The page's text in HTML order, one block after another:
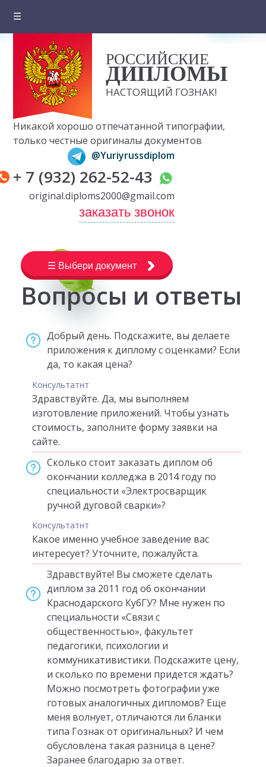
☰
О компании
Цены на документы
Вопросы и ответы
Отзывы клиентов
Оплата и доставка
Контакты
РОССИЙСКИЕ
ДИПЛОМЫ
НАСТОЯЩИЙ ГОЗНАК!
Никакой хорошо отпечатанной типографии,
только честные оригиналы документов
@Yuriyrussdiplom
+ 7 (932) 262-52-43
original.diploms2000@gmail.com
заказать звонок
☰ Выбери документ
Вопросы и ответы
Добрый день. Подскажите, вы делаете
приложения к диплому с оценками? Если
да, то какая цена?
Консультатнт
Здравствуйте. Да, мы выполняем
изготовление приложений. Чтобы узнать
стоимость, заполните форму заявки на
сайте.
Сколько стоит заказать диплом об
окончании колледжа в 2014 году по
специальности «Электросварщик
ручной дуговой сварки»?
Консультатнт
Какое именно учебное заведение вас
интересует? Уточните, пожалуйста.
Здравствуйте! Вы сможете сделать
диплом за 2011 год об окончании
Краснодарского КубГУ? Мне нужен по
специальности «Связи с
общественностью», факультет
педагогики, психологии и
коммуникативистики. Подскажите цену,
и сколько по времени придется ждать?
Можно посмотреть фотографии уже
готовых аналогичных дипломов? Еще
меня волнует, отличаются ли бланки
типа Гознак от оригинальных? И чем
обусловлена такая разница в цене?
Заранее благодарю за ответ.